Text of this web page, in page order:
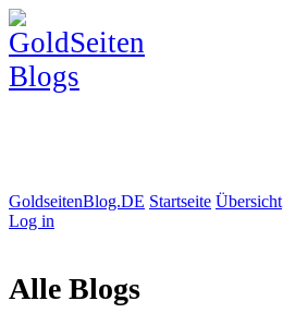
GoldseitenBlog.DE Startseite Übersicht
Log in
Alle Blogs